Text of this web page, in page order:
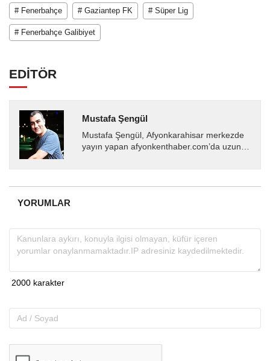
# Fenerbahçe # Gaziantep FK # Süper Lig
# Fenerbahçe Galibiyet
EDİTÖR
Mustafa Şengül
Mustafa Şengül, Afyonkarahisar merkezde
yayın yapan afyonkenthaber.com’da uzun
almakta, haber akışı...
YORUMLAR